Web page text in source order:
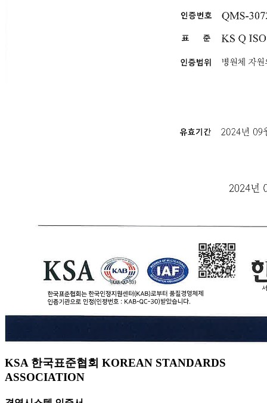
KSA 한국표준협회 KOREAN STANDARDS
ASSOCIATION